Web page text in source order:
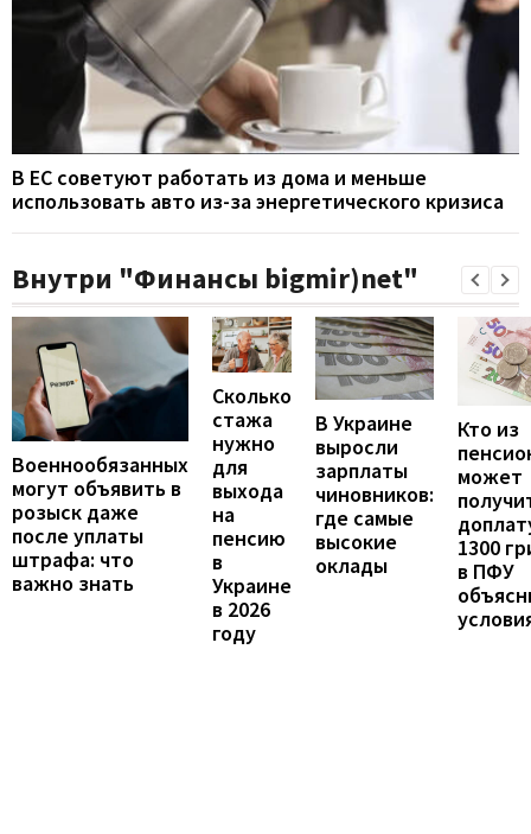
В ЕС советуют работать из дома и меньше
использовать авто из-за энергетического кризиса
Внутри "Финансы bigmir)net"
Военнообязанных
могут объявить в
розыск даже
после уплаты
штрафа: что
важно знать
Сколько
стажа
нужно
для
выхода
на
пенсию
в
Украине
в 2026
году
В Украине
выросли
зарплаты
чиновников:
где самые
высокие
оклады
Кто из
может
1300
в ПФУ